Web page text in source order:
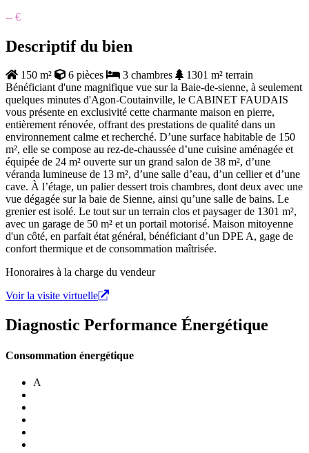
-- €
Descriptif du bien
150 m² 6 pièces 3 chambres
1301 m² terrain
Bénéficiant d'une magnifique vue sur la Baie-de-sienne, à seulement
quelques minutes d'Agon-Coutainville, le CABINET FAUDAIS
vous présente en exclusivité cette charmante maison en pierre,
entièrement rénovée, offrant des prestations de qualité dans un
environnement calme et recherché. D’une surface habitable de 150
m², elle se compose au rez-de-chaussée d’une cuisine aménagée et
équipée de 24 m² ouverte sur un grand salon de 38 m², d’une
véranda lumineuse de 13 m², d’une salle d’eau, d’un cellier et d’une
cave. À l’étage, un palier dessert trois chambres, dont deux avec une
vue dégagée sur la baie de Sienne, ainsi qu’une salle de bains. Le
grenier est isolé. Le tout sur un terrain clos et paysager de 1301 m²,
avec un garage de 50 m² et un portail motorisé. Maison mitoyenne
d'un côté, en parfait état général, bénéficiant d’un DPE A, gage de
confort thermique et de consommation maîtrisée.
Honoraires à la charge du vendeur
Voir la visite virtuelle
Diagnostic Performance Énergétique
Consommation énergétique
A